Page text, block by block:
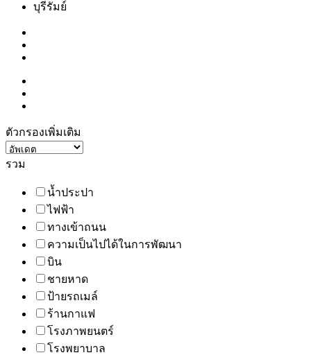
บุรีรัมย์
ตัวกรองเพิ่มเติม
รวม
น้ำประปา
ไฟฟ้า
ทางเข้าถนน
ความเป็นไปได้ในการพัฒนา
บิน
ชายหาด
ป้ายรถเมล์
ร้านกาแฟ
โรงภาพยนตร์
โรงพยาบาล